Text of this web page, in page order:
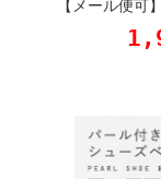
【メール便可